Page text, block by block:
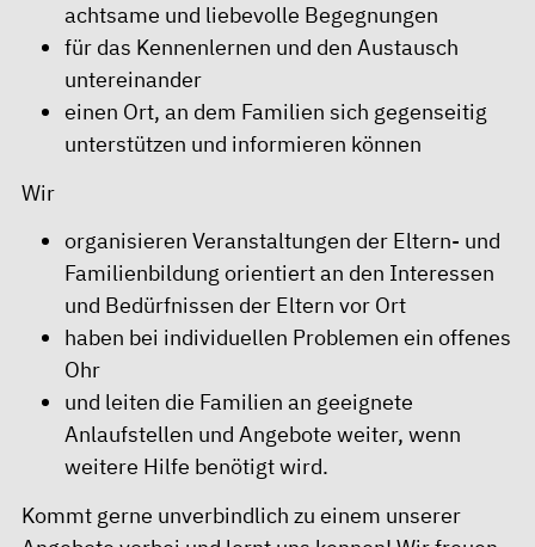
achtsame und liebevolle Begegnungen
für das Kennenlernen und den Austausch
untereinander
einen Ort, an dem Familien sich gegenseitig
unterstützen und informieren können
Wir
organisieren Veranstaltungen der Eltern- und
Familienbildung orientiert an den Interessen
und Bedürfnissen der Eltern vor Ort
haben bei individuellen Problemen ein offenes
Ohr
und leiten die Familien an geeignete
Anlaufstellen und Angebote weiter, wenn
weitere Hilfe benötigt wird.
Kommt gerne unverbindlich zu einem unserer